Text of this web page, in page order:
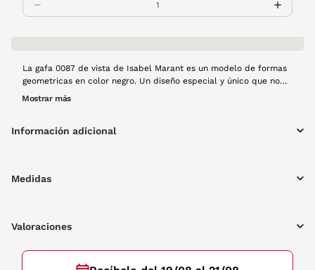
La gafa 0087 de vista de Isabel Marant es un modelo de formas
geometricas en color negro. Un diseño especial y único que no
pasará desapercibido esta temporada.
Mostrar más
Información adicional
Medidas
Valoraciones